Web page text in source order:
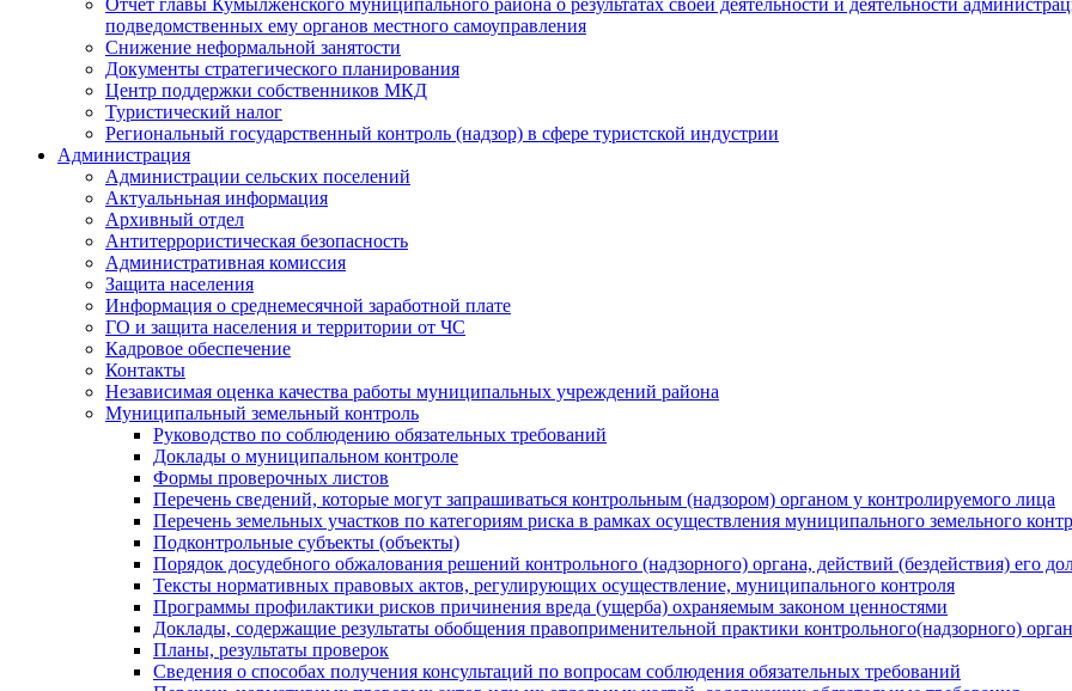
Отчет главы Кумылженского муниципального района о результатах своей деятельности и деятельности
подведомственных ему органов местного самоуправления
Снижение неформальной занятости
Документы стратегического планирования
Центр поддержки собственников МКД
Туристический налог
Региональный государственный контроль (надзор) в сфере туристской индустрии
Администрация
Администрации сельских поселений
Актуальньная информация
Архивный отдел
Антитеррористическая безопасность
Административная комиссия
Защита населения
Информация о среднемесячной заработной плате
ГО и защита населения и территории от ЧС
Кадровое обеспечение
Контакты
Независимая оценка качества работы муниципальных учреждений района
Муниципальный земельный контроль
Руководство по соблюдению обязательных требований
Доклады о муниципальном контроле
Формы проверочных листов
Перечень сведений, которые могут запрашиваться контрольным (надзором) органом у контролируемого лица
Перечень земельных участков по категориям риска в рамках осуществления муниципального земельного
Подконтрольные субъекты (объекты)
Порядок досудебного обжалования решений контрольного (надзорного) органа, действий (бездействия) его
Тексты нормативных правовых актов, регулирующих осуществление, муниципального контроля
Программы профилактики рисков причинения вреда (ущерба) охраняемым законом ценностями
Доклады, содержащие результаты обобщения правоприменительной практики контрольного(надзорного)
Планы, результаты проверок
Сведения о способах получения консультаций по вопросам соблюдения обязательных требований